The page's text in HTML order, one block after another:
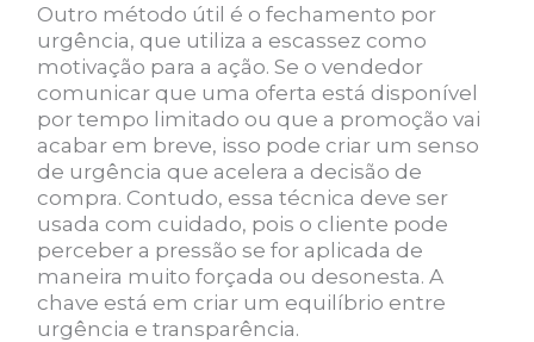
Outro método útil é o fechamento por
urgência, que utiliza a escassez como
motivação para a ação. Se o vendedor
comunicar que uma oferta está disponível
por tempo limitado ou que a promoção vai
acabar em breve, isso pode criar um senso
de urgência que acelera a decisão de
compra. Contudo, essa técnica deve ser
usada com cuidado, pois o cliente pode
perceber a pressão se for aplicada de
maneira muito forçada ou desonesta. A
chave está em criar um equilíbrio entre
urgência e transparência.